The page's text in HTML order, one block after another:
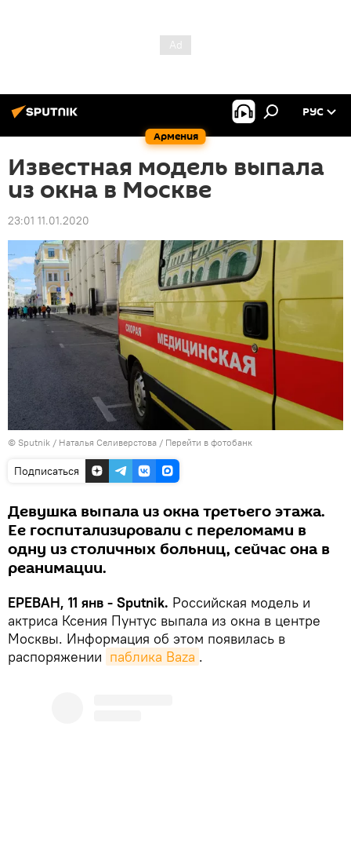
Армения
РУС
Известная модель выпала
из окна в Москве
23:01 11.01.2020
© Sputnik / Наталья Селиверстова / Перейти в фотобанк
Подписаться
Девушка выпала из окна третьего этажа.
Ее госпитализировали с переломами в
одну из столичных больниц, сейчас она в
реанимации.
ЕРЕВАН, 11 янв - Sputnik. Российская модель и
актриса Ксения Пунтус выпала из окна в центре
Москвы. Информация об этом появилась в
распоряжении паблика Baza .